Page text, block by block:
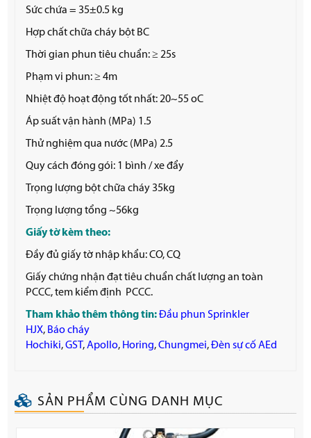
Sức chứa = 35±0.5 kg
Hợp chất chữa cháy bột BC
Thời gian phun tiêu chuẩn: ≥ 25s
Phạm vi phun: ≥ 4m
Nhiệt độ hoạt động tốt nhất: 20~55 oC
Áp suất vận hành (MPa) 1.5
Thử nghiệm qua nước (MPa) 2.5
Quy cách đóng gói: 1 bình / xe đẩy
Trọng lượng bột chữa cháy 35kg
Trọng lượng tổng ~56kg
Giấy tờ kèm theo:
Đầy đủ giấy tờ nhập khẩu: CO, CQ
Giấy chứng nhận đạt tiêu chuẩn chất lượng an toàn
PCCC, tem kiểm định PCCC.
Tham khảo thêm thông tin:Đầu phun Sprinkler
HJX, Báo cháy
Hochiki,GST ,Apollo, Horing,Chungmei,Đèn sự cố AEd
SẢN PHẨM CÙNG DANH MỤC